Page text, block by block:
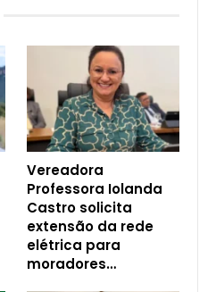
Vereadora
Professora Iolanda
Castro solicita
extensão da rede
elétrica para
moradores…